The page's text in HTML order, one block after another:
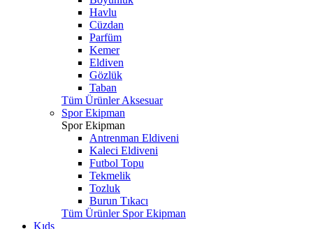
Havlu
Cüzdan
Parfüm
Kemer
Eldiven
Gözlük
Taban
Tüm Ürünler Aksesuar
Spor Ekipman
Spor Ekipman
Antrenman Eldiveni
Kaleci Eldiveni
Futbol Topu
Tekmelik
Tozluk
Burun Tıkacı
Tüm Ürünler Spor Ekipman
Kıds